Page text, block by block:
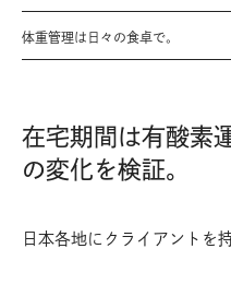
体重管理は日々の食卓で。
在宅期間は有酸素
の変化を検証。
日本各地にクライアントを